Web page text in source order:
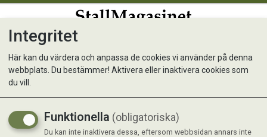
Visar 9 produkter
Integritet
Här kan du värdera och anpassa de cookies vi använder på denna
webbplats. Du bestämmer! Aktivera eller inaktivera cookies som
du vill.
Funktionella (obligatoriska)
Du kan inte inaktivera dessa, eftersom webbsidan annars inte